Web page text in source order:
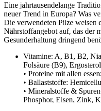
Eine jahrtausendelange
neuer Trend in Europa? Was
Die verwendeten Pilze weisen
Nährstoffangebot auf, das der
Gesunderhaltung dringend
Vitamine: A, B1, B2,
Folsäure (B9),
• Proteine mit allen
• Ballaststoffe:
• Mineralstoffe &
Phosphor, Eisen, Zink,